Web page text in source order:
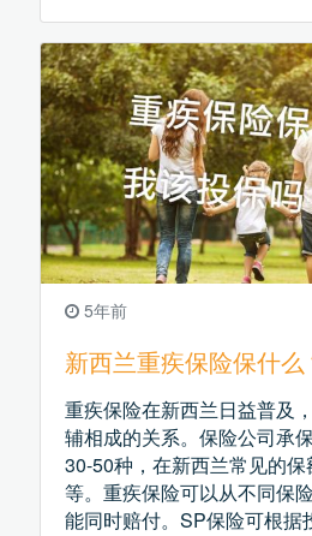
5年前
新西兰重疾保险保什么
重疾保险在新西兰日益普及
辅相成的关系。保险公司承
30-50种，在新西兰常见的
等。重疾保险可以从不同保
能同时赔付。SP保险可根据